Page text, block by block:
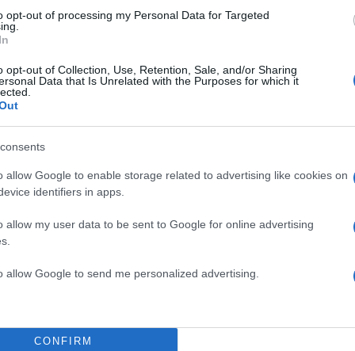
opt-out of processing my Personal Data for Targeted
opt-out of Collection, Use, Retention, Sale, and/or Sharing
Data that Is Unrelated with the Purposes for which it
allow Google to enable storage related to advertising like cookies on
identifiers in apps.
allow my user data to be sent to Google for online advertising
allow Google to send me personalized advertising.
CONFIRM
περίοδο που πέρασε μετά την υπόθεση που
που διαχειρίστηκε με μεγάλη δυσκολία: «Ξέρετε,
να διατηρείς την ίδια άποψη και στις εύκολες